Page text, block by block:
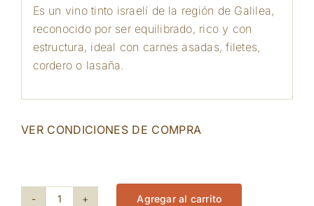
Es un vino tinto israelí de la región de Galilea,
reconocido por ser equilibrado, rico y con
estructura, ideal con carnes asadas, filetes,
cordero o lasaña.
VER CONDICIONES DE COMPRA
Agregar al carrito